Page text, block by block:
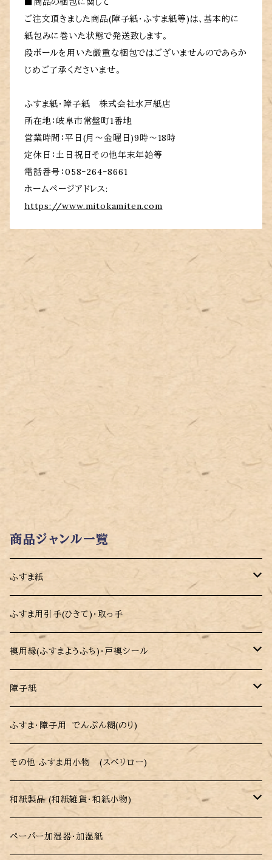
ご注文頂きました商品(障子紙・ふすま紙等)は、基本的に
紙包みに巻いた状態で発送致します。
段ボールを用いた厳重な梱包ではございませんのであらか
じめご了承くださいませ。
ふすま紙・障子紙 株式会社水戸紙店
所在地：岐阜市常盤町1番地
営業時間：平日(月～金曜日)9時～18時
定休日：土日祝日その他年末年始等
電話番号：058‐264‐8661
ホームページアドレス:
https://www.mitokamiten.com
商品ジャンル一覧
ふすま紙
モダンデザイン 切り売りふすま紙 凜(りん)
カラーふすま紙 パレット
洋風・モダンデザインふすま紙
木目調ふすま紙
伝統柄・和柄ふすま紙
市松模様ふすま紙
無地・総柄 ふすま紙
ふすま用引手(ひきて)・取っ手
襖用縁(ふすまようふち)・戸襖シール
戸襖用シール縁(ふち)
戸襖用シール縁 (ハーフカット・低送料 )
障子紙
障子紙 (パルプ・レーヨン障子紙)
強化障子紙 (破れにくい障子紙)
カラー障子紙(色付き障子紙)
柄障子紙(さくらがら・市松がら)
ふすま・障子用 でんぷん糊(のり)
その他 ふすま用小物 (スベリロー)
和紙製品 (和紙雑貨・和紙小物)
ペーパー加湿器・加湿紙
ペーパー加湿器・加湿紙